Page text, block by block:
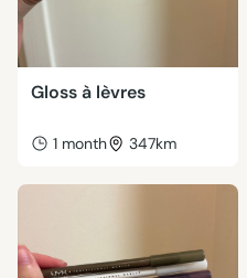
Gloss à lèvres
1 month 347km